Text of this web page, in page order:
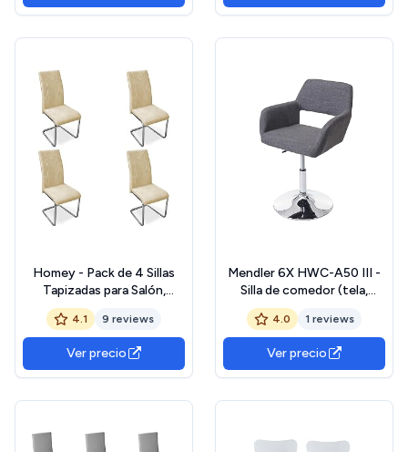
Homey - Pack de 4 Sillas
Tapizadas para Salón,
Comedor, Acabadas en
Beige, con Patas Cromadas,
Modelo Skadi, Medidas:
42,5 cm (Ancho) x 52 cm
(Fondo) x 99 cm (Alto)
4.1 9 reviews
Ver precio
Mendler 6X HWC-A50 III -
Silla de comedor (tela,
patas cromadas), diseño
retro, color gris
4.0 1 reviews
Ver precio